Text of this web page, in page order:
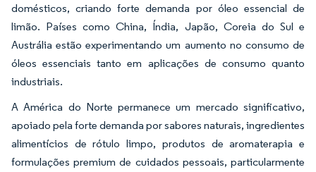
domésticos, criando forte demanda por óleo essencial de
limão. Países como China, Índia, Japão, Coreia do Sul e
Austrália estão experimentando um aumento no consumo de
óleos essenciais tanto em aplicações de consumo quanto
industriais.
A América do Norte permanece um mercado significativo,
apoiado pela forte demanda por sabores naturais, ingredientes
alimentícios de rótulo limpo, produtos de aromaterapia e
formulações premium de cuidados pessoais, particularmente